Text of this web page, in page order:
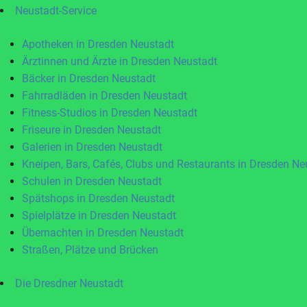
Neustadt-Service
Apotheken in Dresden Neustadt
Ärztinnen und Ärzte in Dresden Neustadt
Bäcker in Dresden Neustadt
Fahrradläden in Dresden Neustadt
Fitness-Studios in Dresden Neustadt
Friseure in Dresden Neustadt
Galerien in Dresden Neustadt
Kneipen, Bars, Cafés, Clubs und Restaurants in Dresden
Schulen in Dresden Neustadt
Spätshops in Dresden Neustadt
Spielplätze in Dresden Neustadt
Übernachten in Dresden Neustadt
Straßen, Plätze und Brücken
Die Dresdner Neustadt